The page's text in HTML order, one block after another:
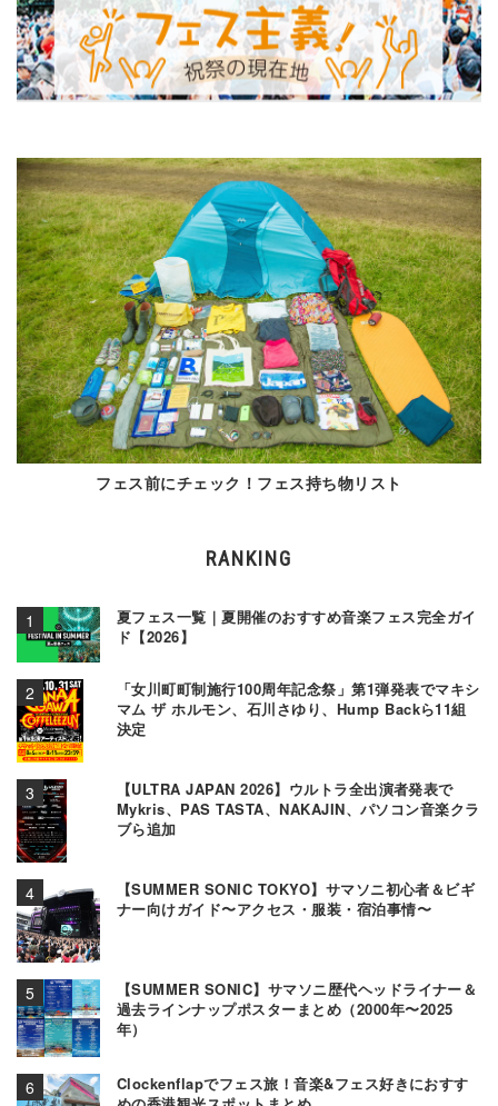
フェス前にチェック！フェス持ち物リスト
RANKING
夏フェス一覧｜夏開催のおすすめ音楽フェス完全ガイ
ド【2026】
「女川町町制施行100周年記念祭」第1弾発表でマキシ
マム ザ ホルモン、石川さゆり、Hump Backら11組
決定
【ULTRA JAPAN 2026】ウルトラ全出演者発表で
Mykris、PAS TASTA、NAKAJIN、パソコン音楽クラ
ブら追加
【SUMMER SONIC TOKYO】サマソニ初心者＆ビギ
ナー向けガイド〜アクセス・服装・宿泊事情〜
【SUMMER SONIC】サマソニ歴代ヘッドライナー＆
過去ラインナップポスターまとめ（2000年〜2025
年）
Clockenflapでフェス旅！音楽&フェス好きにおすす